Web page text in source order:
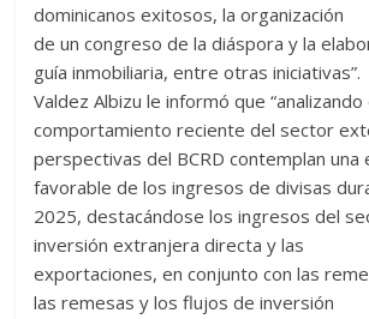
dominicanos exitosos, la organización
de un congreso de la diáspora y la
guía inmobiliaria, entre otras iniciativas”.
Valdez Albizu le informó que “analizando
comportamiento reciente del sector
perspectivas del BCRD contemplan una
favorable de los ingresos de divisas
2025, destacándose los ingresos del
inversión extranjera directa y las
exportaciones, en conjunto con las
las remesas y los flujos de inversión